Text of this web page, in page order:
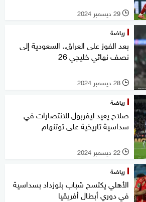
l 29 ديسمبر 2024
رياضة
بعد الفوز على العراق.. السعودية إلى
نصف نهائي خليجي 26
l 28 ديسمبر 2024
رياضة
صلاح يعيد ليفربول للانتصارات في
سداسية تاريخية على توتنهام
l 22 ديسمبر 2024
رياضة
الأهلي يكتسح شباب بلوزداد بسداسية
في دوري أبطال أفريقيا